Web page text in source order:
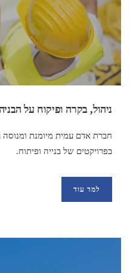
ניהול, בקרה ופיקוח על הבניה
חברת אדם עמית מיומנת ומנוסה
בפרויקטים של בנייה ופיתוח.
למד עוד